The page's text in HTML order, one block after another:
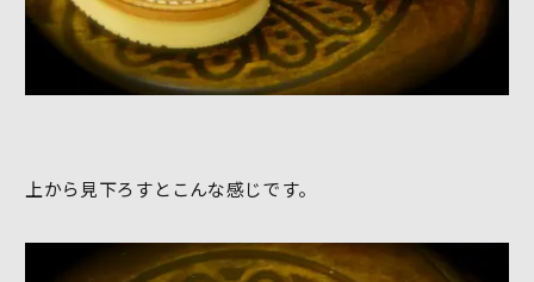
上から見下ろすとこんな感じです。